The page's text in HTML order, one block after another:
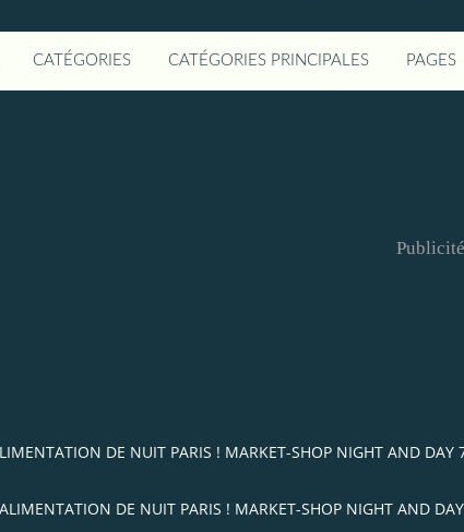
CATÉGORIES CATÉGORIES PRINCIPALES PAGES
Publicité
DE NUIT PARIS ! MARKET-SHOP NIGHT AND DAY
DE NUIT PARIS ! MARKET-SHOP NIGHT AND